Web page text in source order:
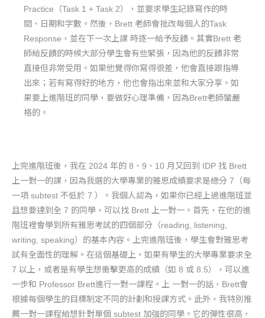
Practice（Task 1 + Task 2），並要求學生記錄寫作的時
間、日期和字數。然後，Brett 老師會批改每個人的Task
Response，並在下一次上課 時逐一給予反饋。其實Brett 老
師給反饋的時候大部分學生會有些緊張，因為他的反饋非常
直接但非常受用。如果他覺得你寫得很差，他會直接跟指導
出來；若有寫得好的地方，他也會指出來並和大家分享。如
果要上進階班的同學，要做好心理準備，因為Brett老師蠻嚴
格的。
上完進階班後，我在 2024 年的 8、9、10 月又回到 IDP 找 Brett
上一對一的課，因為我選的大學專業的雅思成績要求是總分 7（每
一項 subtest 不低於 7 ）。我個人認為，如果你已經上過進階班並
且想要達到全 7 的同學，可以找 Brett 上一對一。首先，在他的進
階班裡會學到所有雅思考試的四個部分（reading, listening,
writing, speaking）的基本內容。上完進階班後，學生會對雅思考
試有全面性的理解。在這個基礎上，如果有學生的大學專業要求全
7 以上，或者是有學生想衝擊更高的成績（如 8 或 8.5），可以進
一步和 Professor Brett進行一對一課程。上 一對一的話，Brett會
根據每個學生的目標制定不同的計劃和授課方式。此外，我特別推
薦一對一課程給想針對單個 subtest 加強的同學。它的彈性很高，